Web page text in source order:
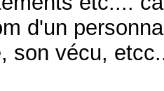
d'un
son vécu,